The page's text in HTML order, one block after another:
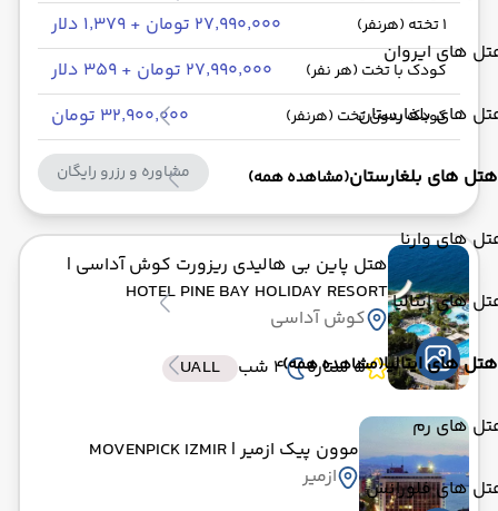
های ایروان
های بلغارستان
هتل های بلغارستان(مشاهده همه)
های وارنا
های ایتالیا
هتل های ایتالیا(مشاهده همه)
های رم
های فلورانس
1 تخته (هرنفر) ۲۷٬۹۹۰٬۰۰۰ تومان + ۱٬۳۷۹ دلار
کودک با تخت (هر نفر) ۲۷٬۹۹۰٬۰۰۰ تومان + ۳۵۹ دلار
کودک بدون تخت (هرنفر) ۳۲٬۹۰۰٬۰۰۰ تومان
مشاوره و رزرو رایگان
هتل پاین بی هالیدی ریزورت کوش آداسی |
HOTEL PINE BAY HOLIDAY RESORT
کوش آداسی
5 ستاره
4 شب UALL
موون پیک ازمیر| MOVENPICK IZMIR
ازمیر